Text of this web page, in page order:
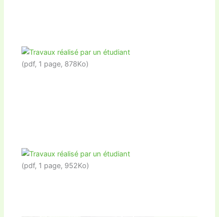
(pdf, 1 page, 878Ko)
(pdf, 1 page, 952Ko)